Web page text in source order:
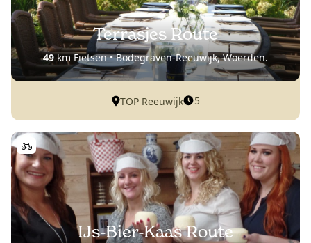
Terrasjes Route
49km Fietsen • Bodegraven-Reeuwijk, Woerden.
TOP Reeuwijk 5
IJs-Bier-Kaas Route